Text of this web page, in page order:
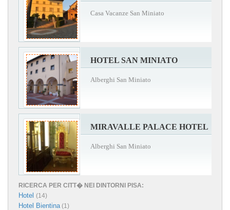
Casa Vacanze San Miniato
HOTEL SAN MINIATO
Alberghi San Miniato
MIRAVALLE PALACE HOTEL
Alberghi San Miniato
RICERCA PER CITT� NEI DINTORNI PISA:
Hotel (14)
Hotel Bientina(1)